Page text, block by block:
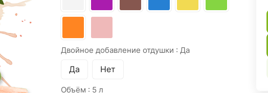
Двойное добавление отдушки : Да
Да Нет
Объём : 5 л